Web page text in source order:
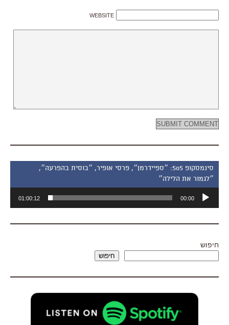
WEBSITE
סינמסקופ 505: ״ספיידרמן״, פרסי אופיר, ״בוסית בהפרעה״,
״לגמור את הלילה״
אודיו
00:00
01:00:12
חיפוש
חיפוש